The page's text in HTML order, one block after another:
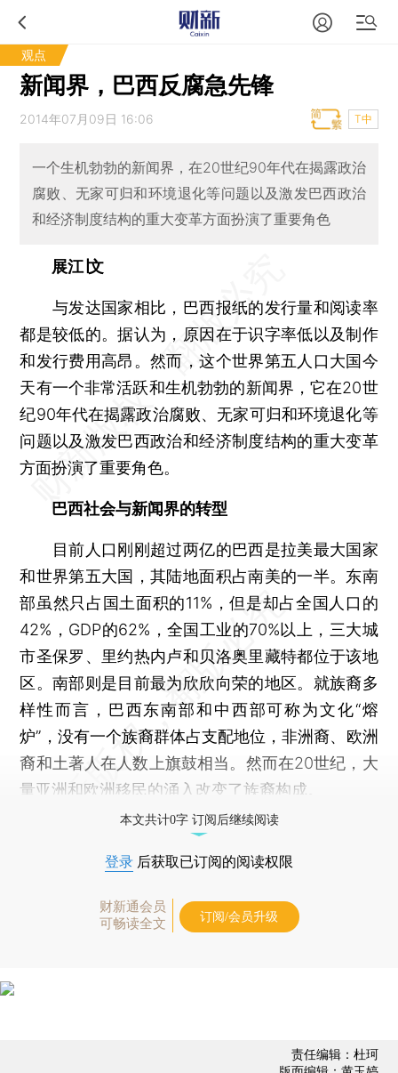
观点
新闻界，巴西反腐急先锋
2014年07月09日 16:06 T中
一个生机勃勃的新闻界，在20世纪90年代在揭露政治
腐败、无家可归和环境退化等问题以及激发巴西政治
和经济制度结构的重大变革方面扮演了重要角色
展江∣文
与发达国家相比，巴西报纸的发行量和阅读率
都是较低的。据认为，原因在于识字率低以及制作
和发行费用高昂。然而，这个世界第五人口大国今
天有一个非常活跃和生机勃勃的新闻界，它在20世
纪90年代在揭露政治腐败、无家可归和环境退化等
问题以及激发巴西政治和经济制度结构的重大变革
方面扮演了重要角色。
巴西社会与新闻界的转型
目前人口刚刚超过两亿的巴西是拉美最大国家
和世界第五大国，其陆地面积占南美的一半。东南
部虽然只占国土面积的11%，但是却占全国人口的
42%，GDP的62%，全国工业的70%以上，三大城
市圣保罗、里约热内卢和贝洛奥里藏特都位于该地
区。南部则是目前最为欣欣向荣的地区。就族裔多
样性而言，巴西东南部和中西部可称为文化“熔
炉”，没有一个族裔群体占支配地位，非洲裔、欧洲
裔和土著人在人数上旗鼓相当。然而在20世纪，大
量亚洲和欧洲移民的涌入改变了族裔构成。
本文共计0字 订阅后继续阅读
登录 后获取已订阅的阅读权限
财新通会员
可畅读全文
订阅/会员升级
责任编辑：杜珂